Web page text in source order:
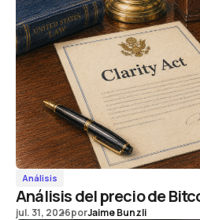
Análisis
Análisis del precio de
jul. 31, 2026porJaime Bunzli